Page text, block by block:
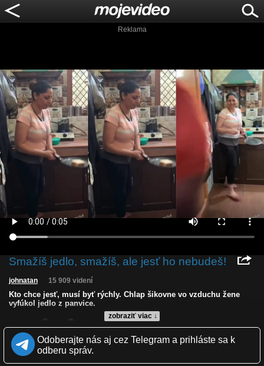
Reklama
Smažíš jedlo, smažíš, ale jesť ho nebudeš!
zobraziť viac ↓
johnatan 15 909 videní
Kto chce jesť, musí byť rýchly. Chlap šikovne vo vzduchu žene
vyfúkol jedlo z panvice.
Zverejnené: 15.10.2022 12:32
Páči sa: 68% (40 hlasov)
Obľúbené: 9
Komentárov: 10
Odoberajte nás aj cez Telegram a prihláste sa k
odberu správ.